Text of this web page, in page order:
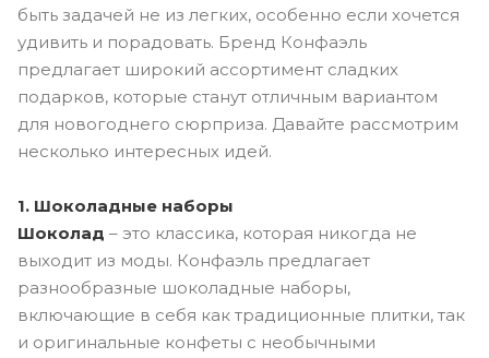
быть задачей не из легких, особенно если хочется
удивить и порадовать. Бренд Конфаэль
предлагает широкий ассортимент сладких
подарков, которые станут отличным вариантом
для новогоднего сюрприза. Давайте рассмотрим
несколько интересных идей.
1. Шоколадные наборы
Шоколад – это классика, которая никогда не
выходит из моды. Конфаэль предлагает
разнообразные шоколадные наборы,
включающие в себя как традиционные плитки, так
и оригинальные конфеты с необычными